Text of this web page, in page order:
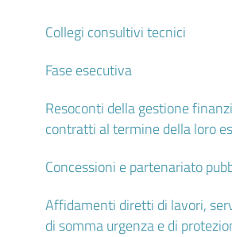
Collegi consultivi tecnici
Fase esecutiva
Resoconti della gestione
contratti al termine della loro
Concessioni e partenariato
Affidamenti diretti di lavori,
di somma urgenza e di